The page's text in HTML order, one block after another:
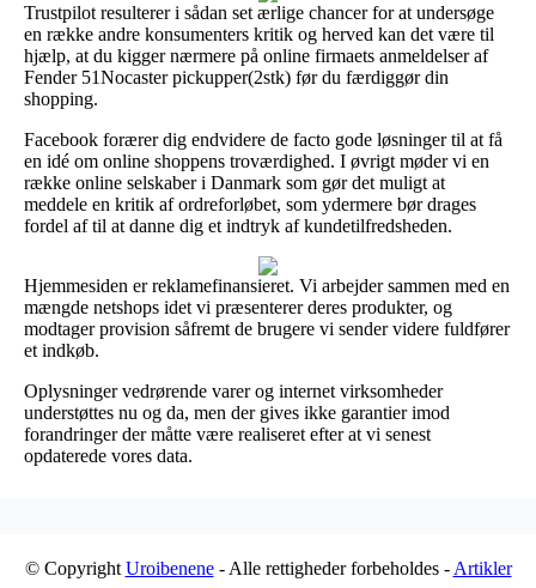
Trustpilot resulterer i sådan set ærlige chancer for at undersøge
en række andre konsumenters kritik og herved kan det være til
hjælp, at du kigger nærmere på online firmaets anmeldelser af
Fender 51Nocaster pickupper(2stk) før du færdiggør din
shopping.
Facebook forærer dig endvidere de facto gode løsninger til at få
en idé om online shoppens troværdighed. I øvrigt møder vi en
række online selskaber i Danmark som gør det muligt at
meddele en kritik af ordreforløbet, som ydermere bør drages
fordel af til at danne dig et indtryk af kundetilfredsheden.
Hjemmesiden er reklamefinansieret. Vi arbejder sammen med en
mængde netshops idet vi præsenterer deres produkter, og
modtager provision såfremt de brugere vi sender videre fuldfører
et indkøb.
Oplysninger vedrørende varer og internet virksomheder
understøttes nu og da, men der gives ikke garantier imod
forandringer der måtte være realiseret efter at vi senest
opdaterede vores data.
© Copyright Uroibenene- Alle rettigheder forbeholdes - Artikler